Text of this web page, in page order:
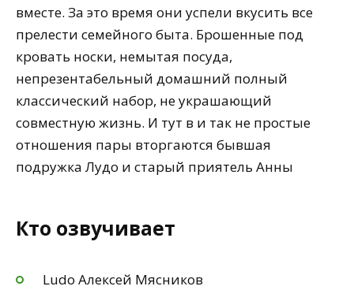
вместе. За это время они успели вкусить все
прелести семейного быта. Брошенные под
кровать носки, немытая посуда,
непрезентабельный домашний полный
классический набор, не украшающий
совместную жизнь. И тут в и так не простые
отношения пары вторгаются бывшая
подружка Лудо и старый приятель Анны
Кто озвучивает
Ludo Алексей Мясников